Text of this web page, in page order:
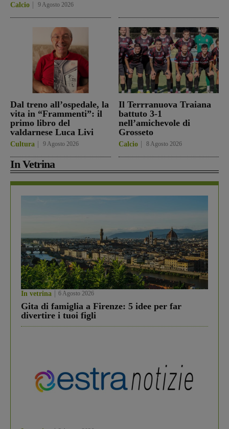
Calcio 9 Agosto 2026
Dal treno all’ospedale, la
vita in “Frammenti”: il
primo libro del
valdarnese Luca Livi
Cultura 9 Agosto 2026
Il Terrranuova Traiana
battuto 3-1
nell’amichevole di
Grosseto
Calcio 8 Agosto 2026
In Vetrina
In vetrina 6 Agosto 2026
Gita di famiglia a Firenze: 5 idee per far
divertire i tuoi figli